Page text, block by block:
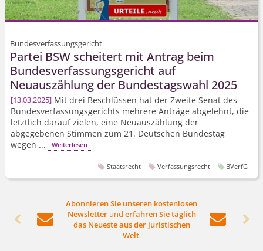
Bundesverfassungsgericht
Partei BSW scheitert mit Antrag beim
Bundesver­fassungsgericht auf
Neuauszählung der Bundestagswahl 2025
13.03.2025 Mit drei Beschlüssen hat der Zweite Senat des
Bundesver­fassungsgerichts mehrere Anträge abgelehnt, die
letztlich darauf zielen, eine Neuauszählung der
abgegebenen Stimmen zum 21. Deutschen Bundestag
wegen ...
Weiterlesen
Staatsrecht Verfassungsrecht BVerfG
 
Abonnieren Sie unseren kostenlosen
Newsletterund erfahren Sie täglich
das Neueste aus der juristischen
Welt.
 